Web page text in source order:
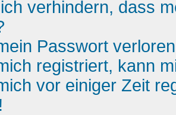
verhindern, dass
Passwort
registriert, kann
vor einiger Zeit